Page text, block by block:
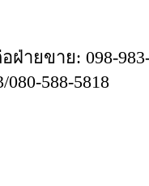
ฝ่ายขาย: 098-
080-588-5818